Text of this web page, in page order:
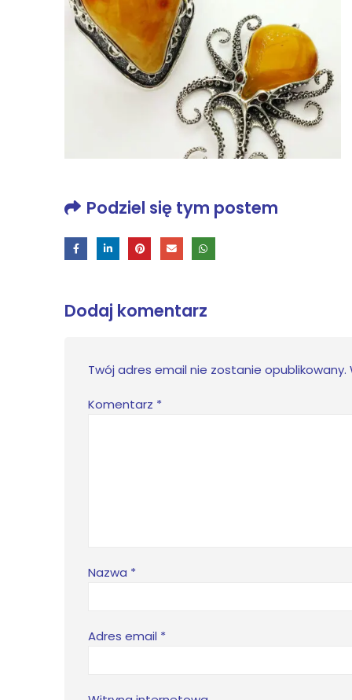
Podziel się tym postem
Dodaj komentarz
Twój adres email nie zostanie opublikowany.
Komentarz *
Nazwa *
Adres email *